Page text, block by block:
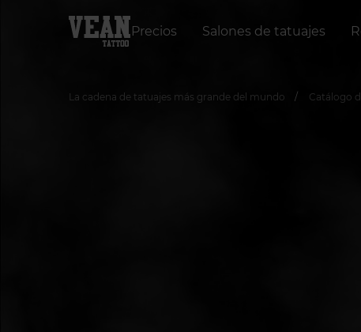
Precios Salones de tatuajes
La cadena de tatuajes más grande del mundo Сatálogo